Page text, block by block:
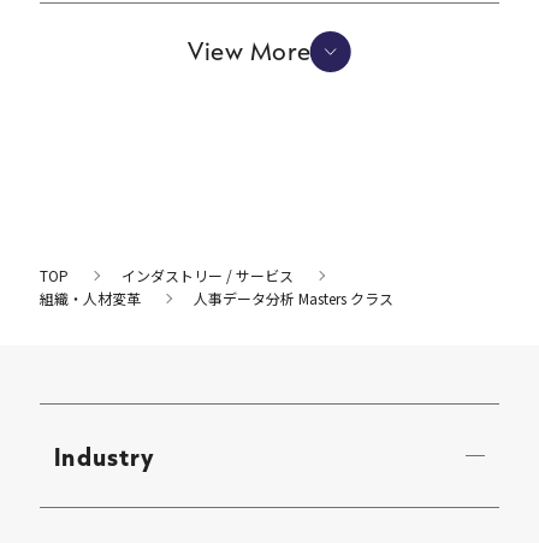
View More
TOP
インダストリー / サービス
組織・人材変革
人事データ分析 Masters クラス
Industry